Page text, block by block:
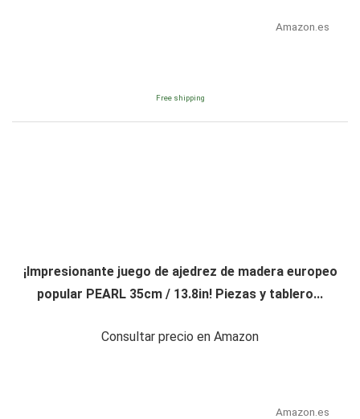
Amazon.es
Free shipping
¡Impresionante juego de ajedrez de madera europeo
popular PEARL 35cm / 13.8in! Piezas y tablero...
Consultar precio en Amazon
Amazon.es